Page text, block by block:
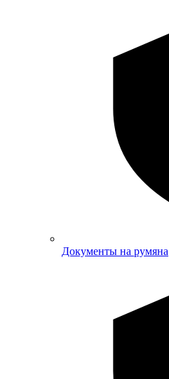
Документы на румяна